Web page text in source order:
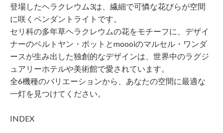
登場したヘラクレウム3は、繊細で可憐な花びらが空間
に咲くペンダントライトです。
セリ科の多年草ヘラクレウムの花をモチーフに、デザイ
ナーのベルトヤン・ポットとmoooiのマルセル・ワンダ
ースが生み出した独創的なデザインは、世界中のラグジ
ュアリーホテルや美術館で愛されています。
全6機種のバリエーションから、あなたの空間に最適な
一灯を見つけてください。
INDEX